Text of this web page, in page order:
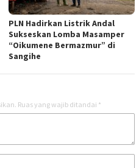
PLN Hadirkan Listrik Andal
Sukseskan Lomba Masamper
“Oikumene Bermazmur” di
Sangihe
Ruas yang wajib ditandai *